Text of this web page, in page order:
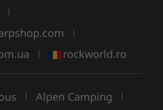
|
|
| rockworld.ro
| Alpen Camping |